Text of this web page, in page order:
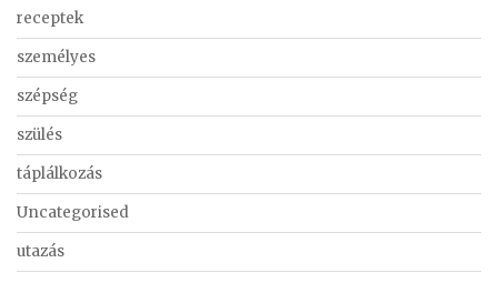
receptek
személyes
szépség
szülés
táplálkozás
Uncategorised
utazás